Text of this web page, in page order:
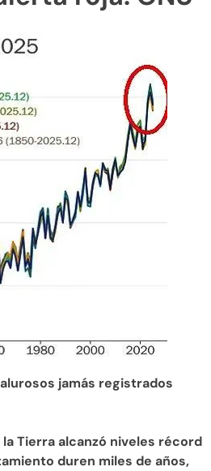
jamás registrados
Tierra alcanzó niveles récord
duren miles de años,